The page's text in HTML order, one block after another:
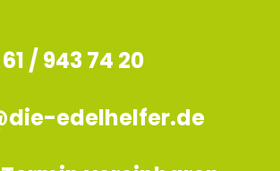
/ 943 74 20
edelhelfer.de